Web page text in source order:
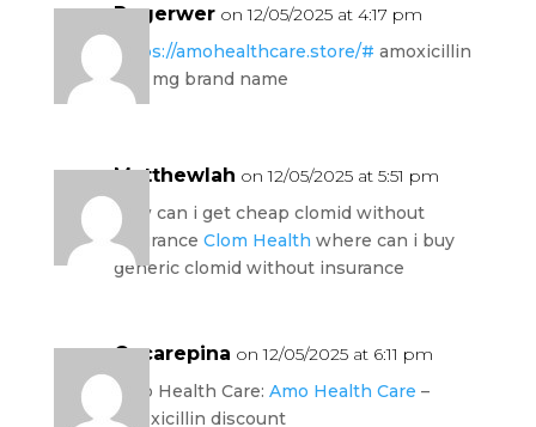
Rogerwer on 12/05/2025 at 4:17 pm
https://amohealthcare.store/# amoxicillin
500 mg brand name
Matthewlah on 12/05/2025 at 5:51 pm
how can i get cheap clomid without
insurance Clom Health where can i buy
generic clomid without insurance
Oscarepina on 12/05/2025 at 6:11 pm
Amo Health Care: Amo Health Care –
amoxicillin discount